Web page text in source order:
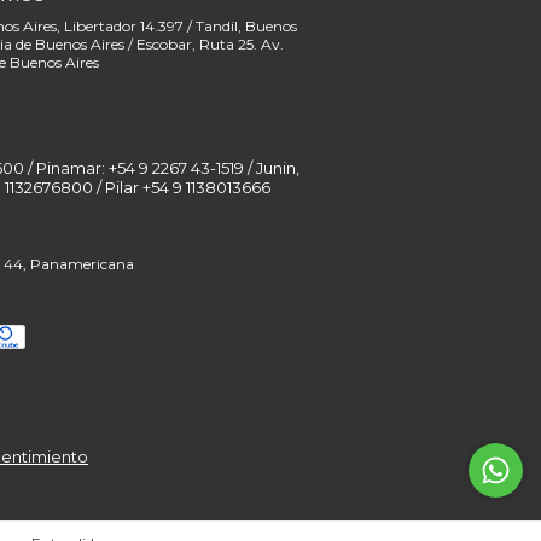
/ Pinamar: +54 9 2267 43-1519 / Junin,